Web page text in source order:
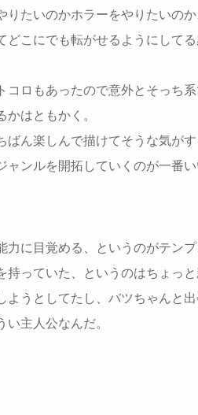
たいのかホラーをやりたいの
どこにでも転がせるようにして
コロもあったので意外とそっち
はともかく。
ばん楽しんで描けてそうな気が
ャンルを開拓していくのが一番
力に目覚める、というのがテン
っていた、というのはちょっと
ようとしてたし、バツちゃんと
主人公なんだ。